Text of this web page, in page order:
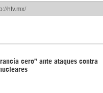
cero” ante ataques contra